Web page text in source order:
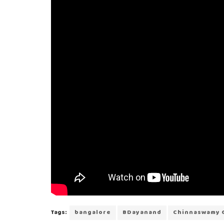
Tags: bangalore BDayanand Chinnaswamy